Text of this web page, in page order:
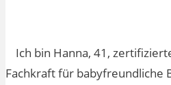
Ich bin Hanna, 41,
Fachkraft für babyfreundliche